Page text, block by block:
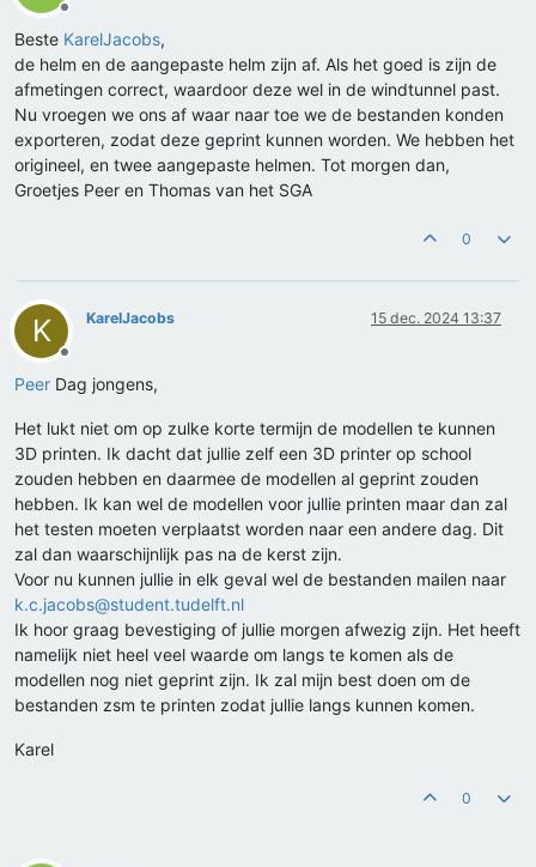
Offline
Beste KarelJacobs,
de helm en de aangepaste helm zijn af. Als het goed is zijn de
afmetingen correct, waardoor deze wel in de windtunnel past.
Nu vroegen we ons af waar naar toe we de bestanden konden
exporteren, zodat deze geprint kunnen worden. We hebben het
origineel, en twee aangepaste helmen. Tot morgen dan,
Groetjes Peer en Thomas van het SGA
0
K
Offline
KarelJacobs 15 dec. 2024 13:37
Peer Dag jongens,
Het lukt niet om op zulke korte termijn de modellen te kunnen
3D printen. Ik dacht dat jullie zelf een 3D printer op school
zouden hebben en daarmee de modellen al geprint zouden
hebben. Ik kan wel de modellen voor jullie printen maar dan zal
het testen moeten verplaatst worden naar een andere dag. Dit
zal dan waarschijnlijk pas na de kerst zijn.
Voor nu kunnen jullie in elk geval wel de bestanden mailen naar
k.c.jacobs@student.tudelft.nl
Ik hoor graag bevestiging of jullie morgen afwezig zijn. Het heeft
namelijk niet heel veel waarde om langs te komen als de
modellen nog niet geprint zijn. Ik zal mijn best doen om de
bestanden zsm te printen zodat jullie langs kunnen komen.
Karel
0